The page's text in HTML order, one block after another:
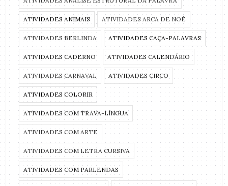
ATIVIDADES ANIMAIS ATIVIDADES ARCA DE NOÉ
ATIVIDADES BERLINDA ATIVIDADES CAÇA-PALAVRAS
ATIVIDADES CADERNO ATIVIDADES CALENDÁRIO
ATIVIDADES CARNAVAL ATIVIDADES CIRCO
ATIVIDADES COLORIR
ATIVIDADES COM TRAVA-LÍNGUA
ATIVIDADES COM ARTE
ATIVIDADES COM LETRA CURSIVA
ATIVIDADES COM PARLENDAS